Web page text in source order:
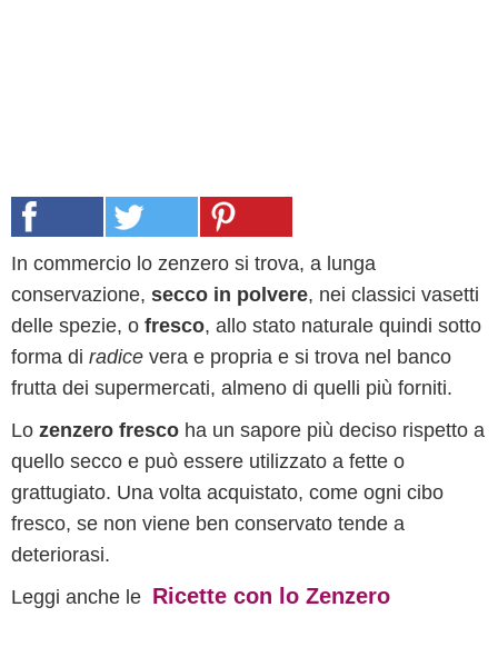
In commercio lo zenzero si trova, a lunga
conservazione, secco in polvere, nei classici vasetti
delle spezie, o fresco, allo stato naturale quindi sotto
forma di radice vera e propria e si trova nel banco
frutta dei supermercati, almeno di quelli più forniti.
Lo zenzero fresco ha un sapore più deciso rispetto a
quello secco e può essere utilizzato a fette o
grattugiato. Una volta acquistato, come ogni cibo
fresco, se non viene ben conservato tende a
deteriorasi.
Leggi anche le Ricette con lo Zenzero